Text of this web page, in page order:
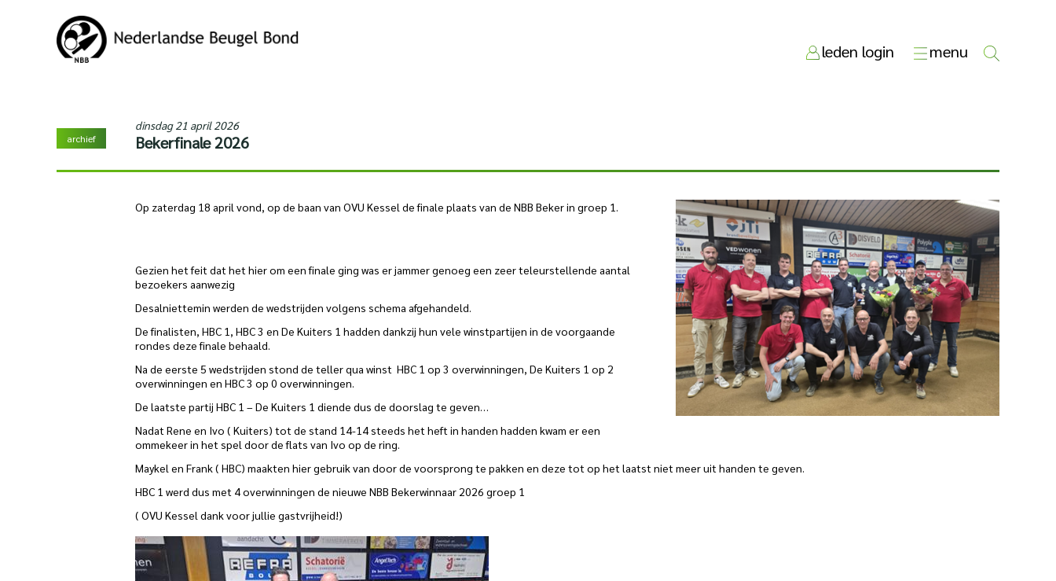
leden login menu
archief
dinsdag 21 april 2026
Bekerfinale 2026
Op zaterdag 18 april vond, op de baan van OVU Kessel de finale plaats van de NBB Beker in groep 1.
Gezien het feit dat het hier om een finale ging was er jammer genoeg een zeer teleurstellende aantal
bezoekers aanwezig
Desalniettemin werden de wedstrijden volgens schema afgehandeld.
De finalisten, HBC 1, HBC 3 en De Kuiters 1 hadden dankzij hun vele winstpartijen in de voorgaande
rondes deze finale behaald.
Na de eerste 5 wedstrijden stond de teller qua winst HBC 1 op 3 overwinningen, De Kuiters 1 op 2
overwinningen en HBC 3 op 0 overwinningen.
De laatste partij HBC 1 – De Kuiters 1 diende dus de doorslag te geven…
Nadat Rene en Ivo ( Kuiters) tot de stand 14-14 steeds het heft in handen hadden kwam er een
ommekeer in het spel door de flats van Ivo op de ring.
Maykel en Frank ( HBC) maakten hier gebruik van door de voorsprong te pakken en deze tot op het laatst niet meer uit handen te geven.
HBC 1 werd dus met 4 overwinningen de nieuwe NBB Bekerwinnaar 2026 groep 1
( OVU Kessel dank voor jullie gastvrijheid!)